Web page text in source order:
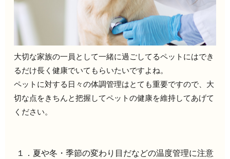
大切な家族の一員として一緒に過ごしてるペットにはでき
るだけ長く健康でいてもらいたいですよね。
ペットに対する日々の体調管理はとても重要ですので、大
切な点をきちんと把握してペットの健康を維持してあげて
ください。
１．夏や冬・季節の変わり目だなどの温度管理に注意